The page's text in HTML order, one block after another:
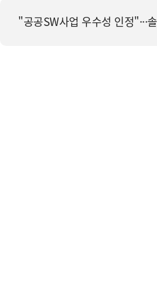
"공공SW사업 우수성 인정"···